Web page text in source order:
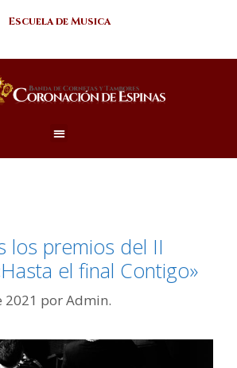
Escuela de Musica
los premios del II
el final Contigo»
2021 porAdmin.